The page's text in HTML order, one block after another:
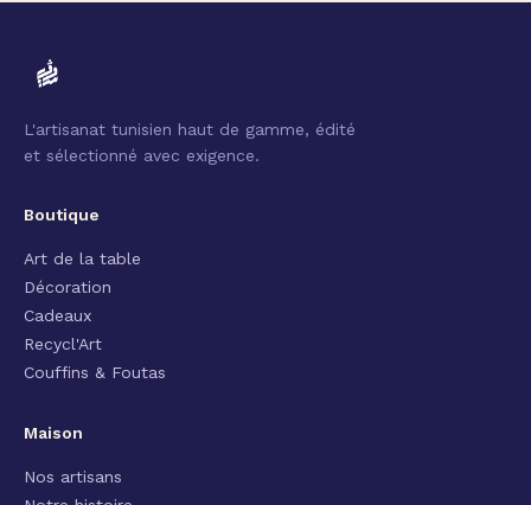
L'artisanat tunisien haut de gamme, édité
et sélectionné avec exigence.
Boutique
Art de la table
Décoration
Cadeaux
Recycl'Art
Couffins & Foutas
Maison
Nos artisans